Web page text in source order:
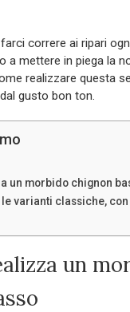
correre ai ripari
a mettere in piega la
realizzare questa
gusto bon ton.
un morbido chignon
le varianti classiche,
un